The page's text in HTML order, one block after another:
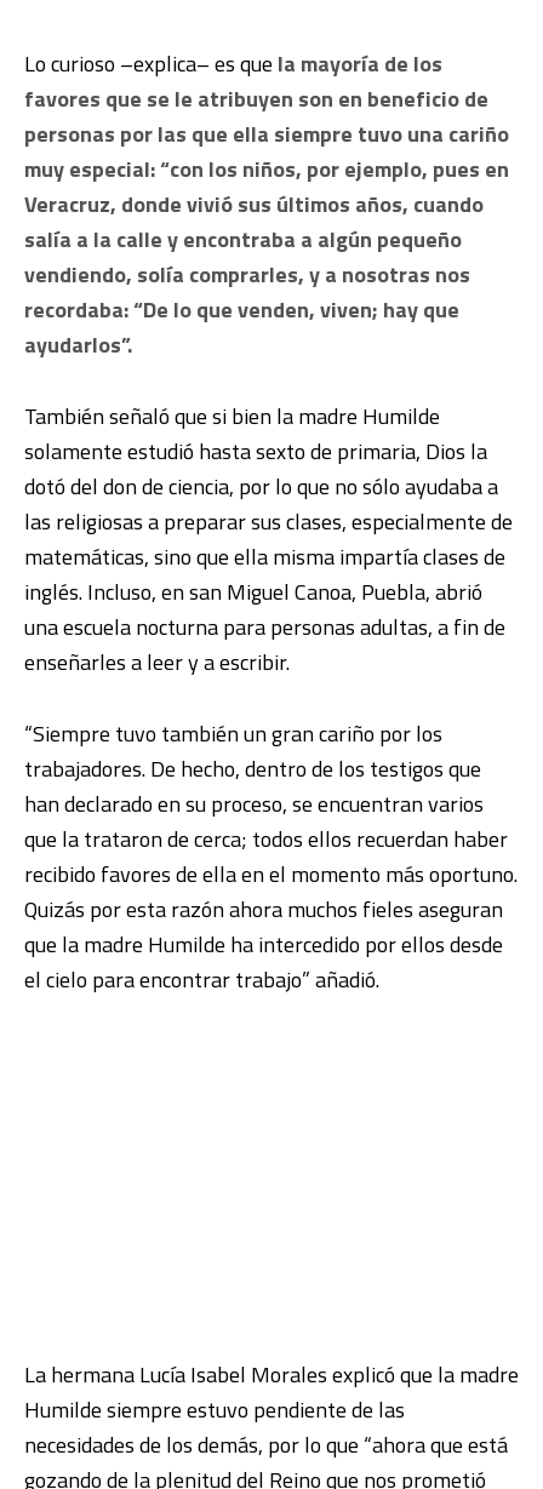
Lo curioso –explica– es que la mayoría de los
favores que se le atribuyen son en beneficio de
personas por las que ella siempre tuvo una cariño
muy especial: “con los niños, por ejemplo, pues en
Veracruz, donde vivió sus últimos años, cuando
salía a la calle y encontraba a algún pequeño
vendiendo, solía comprarles, y a nosotras nos
recordaba: “De lo que venden, viven; hay que
ayudarlos”.
También señaló que si bien la madre Humilde
solamente estudió hasta sexto de primaria, Dios la
dotó del don de ciencia, por lo que no sólo ayudaba a
las religiosas a preparar sus clases, especialmente de
matemáticas, sino que ella misma impartía clases de
inglés. Incluso, en san Miguel Canoa, Puebla, abrió
una escuela nocturna para personas adultas, a fin de
enseñarles a leer y a escribir.
“Siempre tuvo también un gran cariño por los
trabajadores. De hecho, dentro de los testigos que
han declarado en su proceso, se encuentran varios
que la trataron de cerca; todos ellos recuerdan haber
recibido favores de ella en el momento más oportuno.
Quizás por esta razón ahora muchos fieles aseguran
que la madre Humilde ha intercedido por ellos desde
el cielo para encontrar trabajo” añadió.
La hermana Lucía Isabel Morales explicó que la madre
Humilde siempre estuvo pendiente de las
necesidades de los demás, por lo que “ahora que está
gozando de la plenitud del Reino que nos prometió